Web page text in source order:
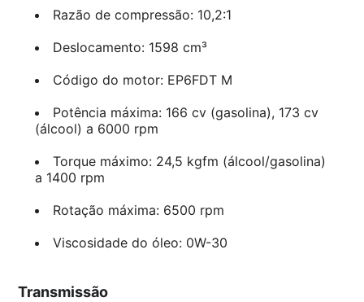
Razão de compressão: 10,2:1
Deslocamento: 1598 cm³
Código do motor: EP6FDT M
Potência máxima: 166 cv (gasolina), 173 cv
(álcool) a 6000 rpm
Torque máximo: 24,5 kgfm (álcool/gasolina)
a 1400 rpm
Rotação máxima: 6500 rpm
Viscosidade do óleo: 0W-30
Transmissão